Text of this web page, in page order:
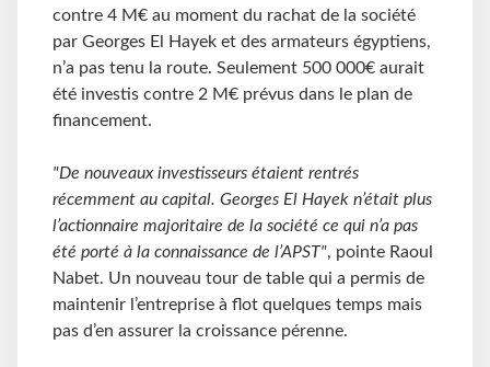
contre 4 M€ au moment du rachat de la société
par Georges El Hayek et des armateurs égyptiens,
n’a pas tenu la route. Seulement 500 000€ aurait
été investis contre 2 M€ prévus dans le plan de
financement.
"De nouveaux investisseurs étaient rentrés
récemment au capital. Georges El Hayek n’était plus
l’actionnaire majoritaire de la société ce qui n’a pas
été porté à la connaissance de l’APST", pointe Raoul
Nabet. Un nouveau tour de table qui a permis de
maintenir l’entreprise à flot quelques temps mais
pas d’en assurer la croissance pérenne.